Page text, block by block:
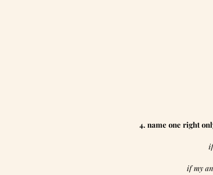
4. name one right
if my